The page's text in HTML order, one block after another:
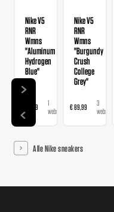
Nike V5
RNR
Wmns
"Aluminum
Hydrogen
Blue"
€ 89,99
1
webshop
Nike V5
RNR
Wmns
"Burgundy
Crush
College
Grey"
€ 89,99
3
webshops
Alle Nike sneakers